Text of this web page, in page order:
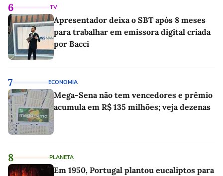
6 TV
Apresentador deixa o SBT após 8 meses
para trabalhar em emissora digital criada
por Bacci
7 ECONOMIA
Mega-Sena não tem vencedores e prêmio
acumula em R$ 135 milhões; veja dezenas
8 PLANETA
Em 1950, Portugal plantou eucaliptos para